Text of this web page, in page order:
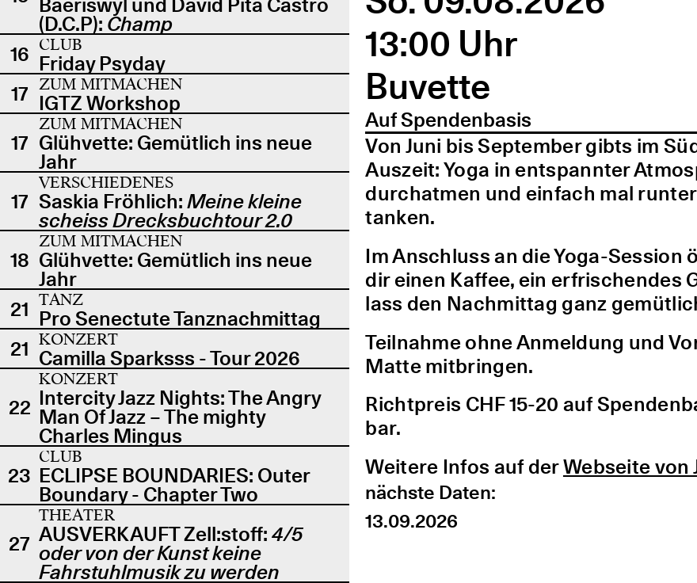
Baeriswyl und David Pita Castro
(D.C.P): Champ
16 CLUB
Friday Psyday
17 ZUM MITMACHEN
IGTZ Workshop
17
ZUM MITMACHEN
Glühvette: Gemütlich ins neue
Jahr
17
VERSCHIEDENES
Saskia Fröhlich: Meine kleine
scheiss Drecksbuchtour 2.0
18
ZUM MITMACHEN
Glühvette: Gemütlich ins neue
Jahr
21 TANZ
Pro Senectute Tanznachmittag
21 KONZERT
Camilla Sparksss - Tour 2026
22
KONZERT
Intercity Jazz Nights: The Angry
Man Of Jazz – The mighty
Charles Mingus
23
CLUB
ECLIPSE BOUNDARIES: Outer
Boundary - Chapter Two
27
THEATER
AUSVERKAUFT Zell:stoff: 4/5
oder von der Kunst keine
Fahrstuhlmusik zu werden
13:00 Uhr
Buvette
Auf Spendenbasis
Von Juni bis September gibts im
Auszeit: Yoga in entspannter
durchatmen und einfach mal
tanken.
Im Anschluss an die Yoga-Session
dir einen Kaffee, ein erfrischendes
lass den Nachmittag ganz
Teilnahme ohne Anmeldung und
Matte mitbringen.
Richtpreis CHF 15-20 auf
bar.
Weitere Infos auf derWebseite von
nächste Daten:
13.09.2026